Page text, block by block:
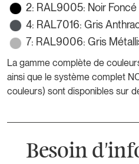
2: RAL9005: Noir Foncé
4: RAL7016: Gris
7: RAL9006: Gris
La gamme complète de
ainsi que le système complet
couleurs) sont disponibles sur
Besoin